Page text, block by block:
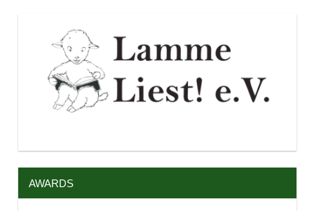
AWARDS